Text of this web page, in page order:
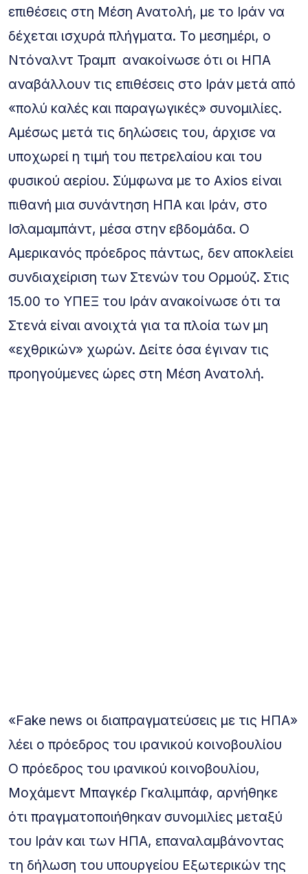
επιθέσεις στη Μέση Ανατολή, με το Ιράν να
δέχεται ισχυρά πλήγματα. Το μεσημέρι, ο
Ντόναλντ Τραμπ ανακοίνωσε ότι οι ΗΠΑ
αναβάλλουν τις επιθέσεις στο Ιράν μετά από
«πολύ καλές και παραγωγικές» συνομιλίες.
Αμέσως μετά τις δηλώσεις του, άρχισε να
υποχωρεί η τιμή του πετρελαίου και του
φυσικού αερίου. Σύμφωνα με το Axios είναι
πιθανή μια συνάντηση ΗΠΑ και Ιράν, στο
Ισλαμαμπάντ, μέσα στην εβδομάδα. Ο
Αμερικανός πρόεδρος πάντως, δεν αποκλείει
συνδιαχείριση των Στενών του Ορμούζ. Στις
15.00 το ΥΠΕΞ του Ιράν ανακοίνωσε ότι τα
Στενά είναι ανοιχτά για τα πλοία των μη
«εχθρικών» χωρών. Δείτε όσα έγιναν τις
προηγούμενες ώρες στη Μέση Ανατολή.
«Fake news οι διαπραγματεύσεις με τις ΗΠΑ»
λέει ο πρόεδρος του ιρανικού κοινοβουλίου
Ο πρόεδρος του ιρανικού κοινοβουλίου,
Μοχάμεντ Μπαγκέρ Γκαλιμπάφ, αρνήθηκε
ότι πραγματοποιήθηκαν συνομιλίες μεταξύ
του Ιράν και των ΗΠΑ, επαναλαμβάνοντας
τη δήλωση του υπουργείου Εξωτερικών της